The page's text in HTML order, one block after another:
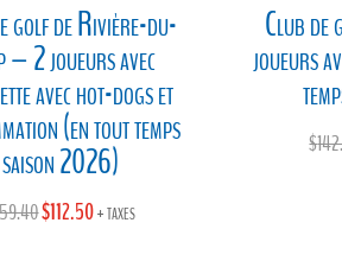
golf de Rivière-du-
– 2 joueurs avec
avec hot-dogs et
(en tout temps
saison 2026)
Original
$112.50Current
+ taxes
Club
joueurs
$